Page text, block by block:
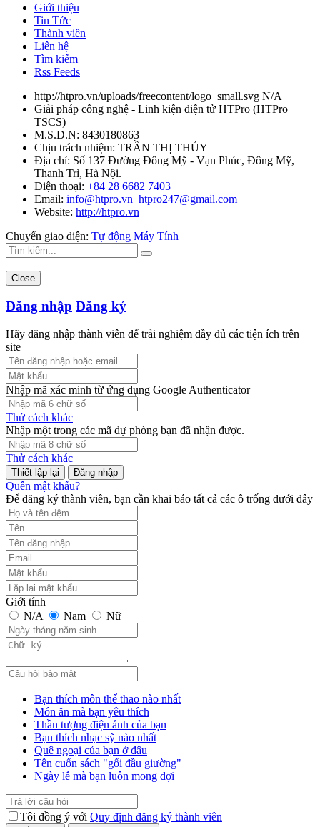
Giới thiệu
Tin Tức
Thành viên
Liên hệ
Tìm kiếm
Rss Feeds
http://htpro.vn/uploads/freecontent/logo_small.svg N/A
Giải pháp công nghệ - Linh kiện điện tử HTPro (HTPro
TSCS)
M.S.D.N: 8430180863
Chịu trách nhiệm: TRẦN THỊ THỦY
Địa chỉ: Số 137 Đường Đông Mỹ - Vạn Phúc, Đông Mỹ,
Thanh Trì, Hà Nội.
Điện thoại: +84 28 6682 7403
Email: info@htpro.vn htpro247@gmail.com
Website: http://htpro.vn
Chuyển giao diện: Tự động Máy Tính
Close
Đăng nhập Đăng ký
Hãy đăng nhập thành viên để trải nghiệm đầy đủ các tiện ích trên
site
Nhập mã xác minh từ ứng dụng Google Authenticator
Thử cách khác
Nhập một trong các mã dự phòng bạn đã nhận được.
Thử cách khác
Đăng nhập
Quên mật khẩu?
Để đăng ký thành viên, bạn cần khai báo tất cả các ô trống dưới đây
Giới tính
N/A
Nam Nữ
Bạn thích môn thể thao nào nhất
Món ăn mà bạn yêu thích
Thần tượng điện ảnh của bạn
Bạn thích nhạc sỹ nào nhất
Quê ngoại của bạn ở đâu
Tên cuốn sách "gối đầu giường"
Ngày lễ mà bạn luôn mong đợi
Tôi đồng ý với Quy định đăng ký thành viên